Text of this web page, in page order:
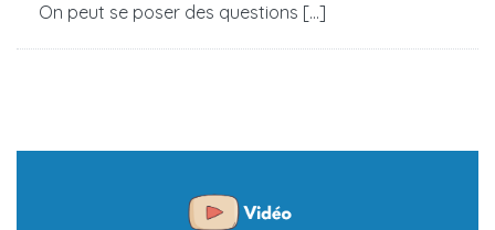
On peut se poser des questions [...]